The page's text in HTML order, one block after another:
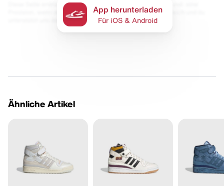
Diese Seite enthält Links zu unseren Partnern. Wir erhalten evtl. eine
Provision, wenn du etwas kaufst. Für dich bleibt der Preis gleich und du
unterstützt uns damit.
App herunterladen
Für iOS & Android
Ähnliche Artikel